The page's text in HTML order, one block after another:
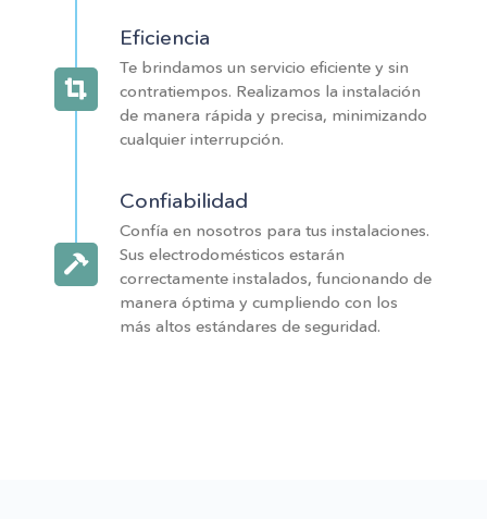
Eficiencia
Te brindamos un servicio eficiente y sin
contratiempos. Realizamos la instalación
de manera rápida y precisa, minimizando
cualquier interrupción.
Confiabilidad
Confía en nosotros para tus instalaciones.
Sus electrodomésticos estarán
correctamente instalados, funcionando de
manera óptima y cumpliendo con los
más altos estándares de seguridad.